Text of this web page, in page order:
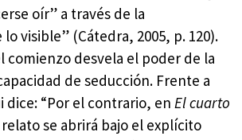
oír” a través de la
visible” (Cátedra, 2005, p. 120).
comienzo desvela el poder de la
de seducción. Frente a
dice: “Por el contrario, enEl cuarto
se abrirá bajo el explícito